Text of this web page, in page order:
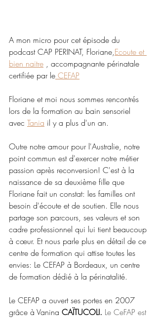
A mon micro pour cet épisode du
podcast CAP PERINAT, Floriane,Ecoute et
bien naitre , accompagnante périnatale
certifiée par le CEFAP
Floriane et moi nous sommes rencontrés
lors de la formation au bain sensoriel
avec Tania il y a plus d'un an.
Outre notre amour pour l'Australie, notre
point commun est d'exercer notre métier
passion après reconversion! C'est à la
naissance de sa deuxième fille que
Floriane fait un constat: les familles ont
besoin d'écoute et de soutien. Elle nous
partage son parcours, ses valeurs et son
cadre professionnel qui lui tient beaucoup
à cœur. Et nous parle plus en détail de ce
centre de formation qui attise toutes les
envies: Le CEFAP à Bordeaux, un centre
de formation dédié à la périnatalité.
Le CEFAP a ouvert ses portes en 2007
grâce à Vanina CAÏTUCOLI. Le CeFAP est